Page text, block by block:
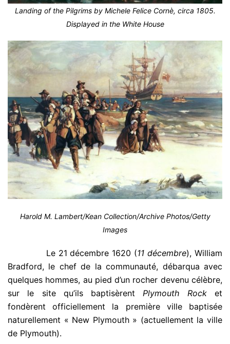
Landing of the Pilgrims by Michele Felice Cornè, circa 1805.
Displayed in the White House
Harold M. Lambert/Kean Collection/Archive Photos/Getty
Images
Le 21 décembre 1620 (11 décembre), William
Bradford, le chef de la communauté, débarqua avec
quelques hommes, au pied d’un rocher devenu célèbre,
sur le site qu’ils baptisèrentPlymouth Rocket
fondèrent officiellement la première ville baptisée
naturellement « New Plymouth » (actuellement la ville
de Plymouth).